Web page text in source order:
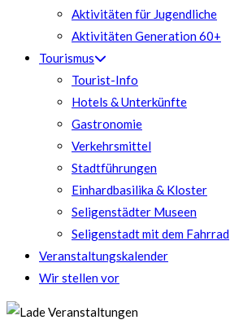
Aktivitäten für Jugendliche
Aktivitäten Generation 60+
Tourismus
Tourist-Info
Hotels & Unterkünfte
Gastronomie
Verkehrsmittel
Stadtführungen
Einhardbasilika & Kloster
Seligenstädter Museen
Seligenstadt mit dem Fahrrad
Veranstaltungskalender
Wir stellen vor